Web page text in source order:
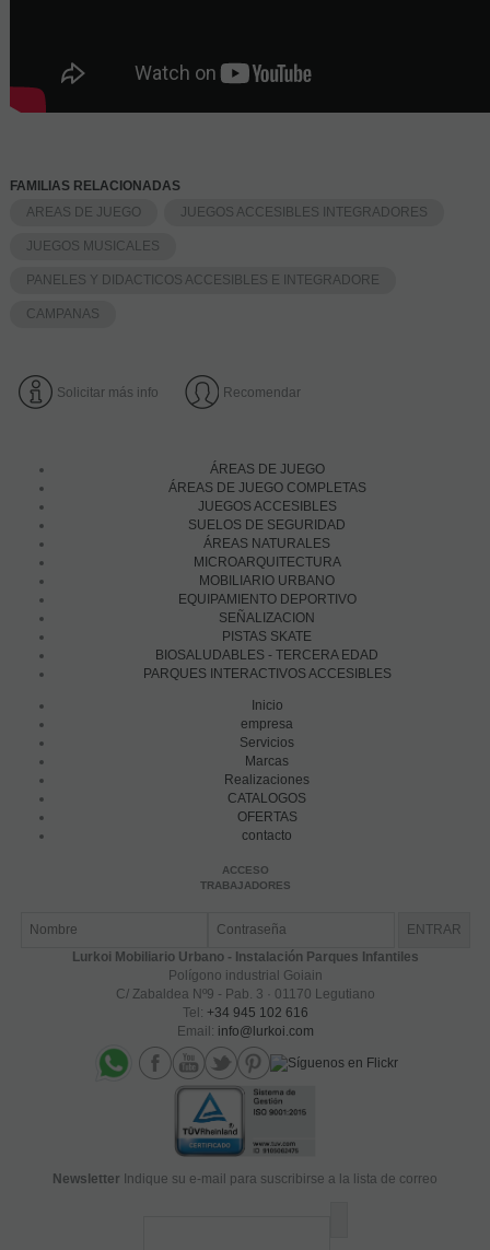
FAMILIAS RELACIONADAS
AREAS DE JUEGO
JUEGOS ACCESIBLES INTEGRADORES
JUEGOS MUSICALES
PANELES Y DIDACTICOS ACCESIBLES E INTEGRADORE
CAMPANAS
Solicitar más info Recomendar
ÁREAS DE JUEGO
ÁREAS DE JUEGO COMPLETAS
JUEGOS ACCESIBLES
SUELOS DE SEGURIDAD
ÁREAS NATURALES
MICROARQUITECTURA
MOBILIARIO URBANO
EQUIPAMIENTO DEPORTIVO
SEÑALIZACION
PISTAS SKATE
BIOSALUDABLES - TERCERA EDAD
PARQUES INTERACTIVOS ACCESIBLES
Inicio
empresa
Servicios
Marcas
Realizaciones
CATALOGOS
OFERTAS
contacto
ACCESO
TRABAJADORES
Lurkoi Mobiliario Urbano - Instalación Parques Infantiles
Polígono industrial Goiain
C/ Zabaldea Nº9 - Pab. 3 · 01170 Legutiano
Tel: +34 945 102 616
Email: info@lurkoi.com
Newsletter Indique su e-mail para suscribirse a la lista de correo